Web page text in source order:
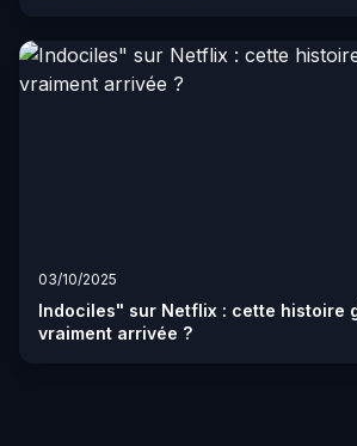
03/10/2025
Indociles" sur Netflix : cette histoire
vraiment arrivée ?